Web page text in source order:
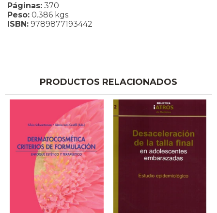
Páginas: 370
Peso: 0.386 kgs.
ISBN: 9789877193442
PRODUCTOS RELACIONADOS